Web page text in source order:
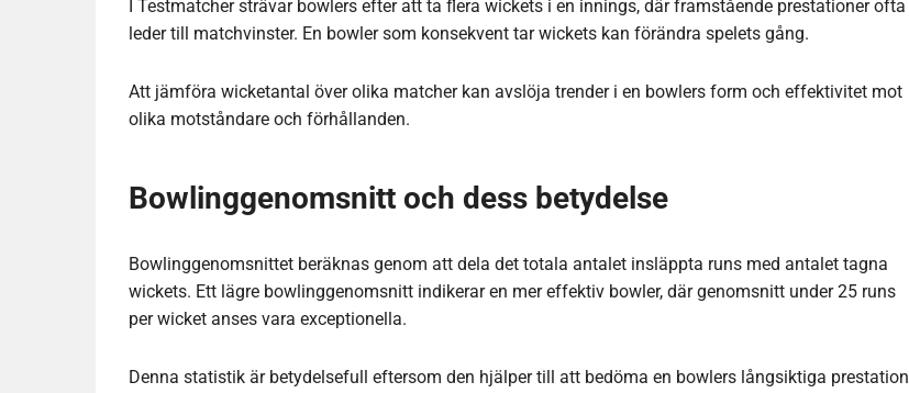
I Testmatcher strävar bowlers efter att ta flera wickets i en innings, där framstående prestationer ofta
leder till matchvinster. En bowler som konsekvent tar wickets kan förändra spelets gång.
Att jämföra wicketantal över olika matcher kan avslöja trender i en bowlers form och effektivitet mot
olika motståndare och förhållanden.
Bowlinggenomsnitt och dess betydelse
Bowlinggenomsnittet beräknas genom att dela det totala antalet insläppta runs med antalet tagna
wickets. Ett lägre bowlinggenomsnitt indikerar en mer effektiv bowler, där genomsnitt under 25 runs
per wicket anses vara exceptionella.
Denna statistik är betydelsefull eftersom den hjälper till att bedöma en bowlers långsiktiga prestation